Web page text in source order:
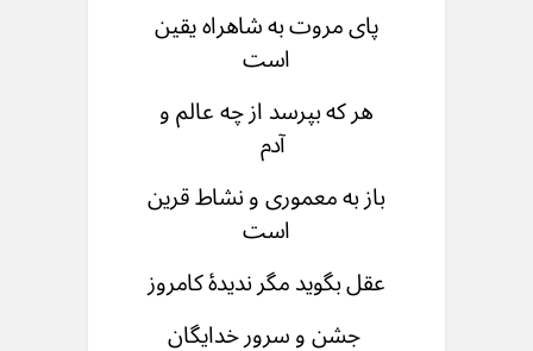
پای مروت به شاهراه یقین
است
هر که بپرسد از چه عالم و
آدم
باز به معموری و نشاط قرین
است
عقل بگوید مگر ندیدۀ کامروز
جشن و سرور خدایگان